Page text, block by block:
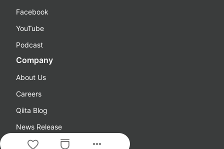
more_horiz
Facebook
YouTube
Podcast
Company
About Us
Careers
Qiita Blog
News Release